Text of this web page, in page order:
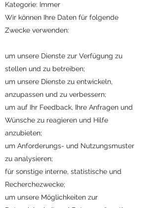
Kategorie: Immer
Wir können Ihre Daten für folgende
Zwecke verwenden:
um unsere Dienste zur Verfügung zu
stellen und zu betreiben;
um unsere Dienste zu entwickeln,
anzupassen und zu verbessern;
um auf Ihr Feedback, Ihre Anfragen und
Wünsche zu reagieren und Hilfe
anzubieten;
um Anforderungs- und Nutzungsmuster
zu analysieren;
für sonstige interne, statistische und
Recherchezwecke;
um unsere Möglichkeiten zur